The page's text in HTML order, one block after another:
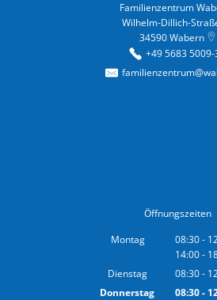
Familienzentrum
Wilhelm-Dillich-
34590 Wabern
+49 5683 5009-
Öffnungszeiten
Montag
08:30-
14:00-
Dienstag 08:30-
Donnerstag 08:30-